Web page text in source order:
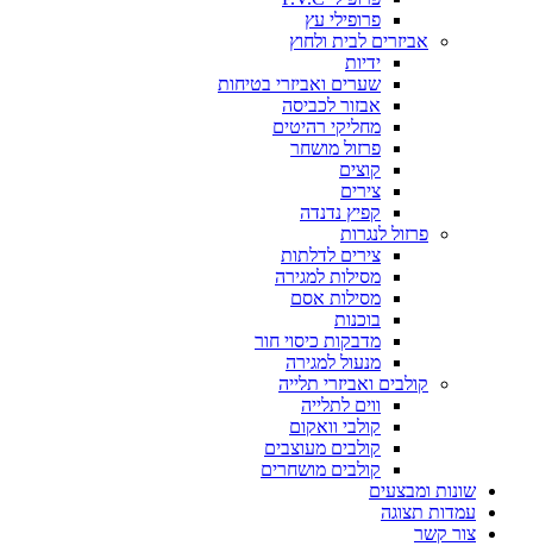
פרופילי עץ
אביזרים לבית ולחוץ
ידיות
שערים ואביזרי בטיחות
אבזור לכביסה
מחליקי רהיטים
פרזול מושחר
קוצים
צירים
קפיץ נדנדה
פרזול לנגרות
צירים לדלתות
מסילות למגירה
מסילות אסם
בוכנות
מדבקות כיסוי חור
מנעול למגירה
קולבים ואביזרי תלייה
ווים לתלייה
קולבי וואקום
קולבים מעוצבים
קולבים מושחרים
שונות ומבצעים
עמדות תצוגה
צור קשר